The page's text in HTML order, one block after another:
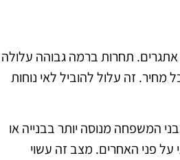
תחרות ברמה גבוהה עלולה
זה עלול להוביל לאי נוחות
המשפחה מנוסה יותר בבנייה או
על פני האחרים. מצב זה עשוי